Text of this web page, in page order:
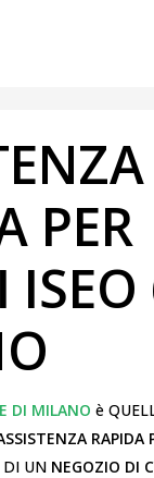
PER
DI MILANO è
RAPIDA
DI UN NEGOZIO DI